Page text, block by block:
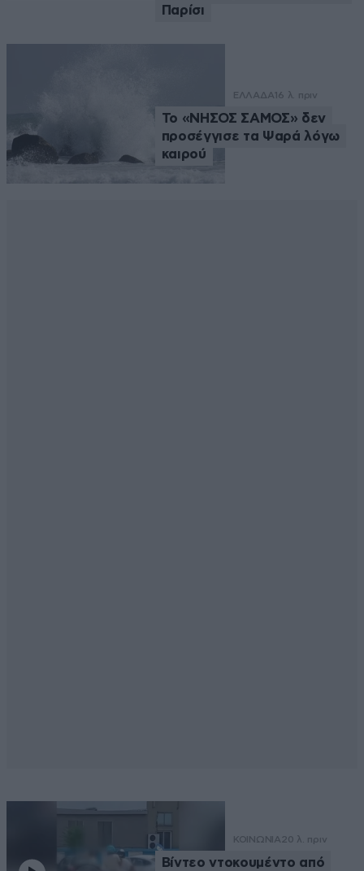
Παρίσι
ΕΛΛΑΔΑ 16 λ. πριν
Το «ΝΗΣΟΣ ΣΑΜΟΣ» δεν
προσέγγισε τα Ψαρά λόγω
καιρού
ΚΟΙΝΩΝΙΑ20 λ. πριν
Βίντεο ντοκουμέντο από